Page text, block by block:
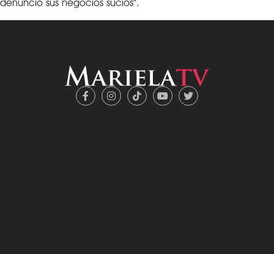
denuncio sus negocios sucios”.